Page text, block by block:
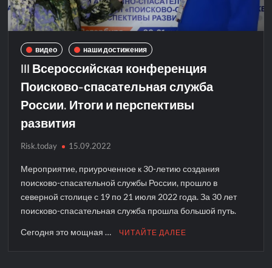
видео наши достижения
III Всероссийская конференция
Поисково-спасательная служба
России. Итоги и перспективы
развития
Risk.today 15.09.2022
Мероприятие, приуроченное к 30-летию создания
поисково-спасательной службы России, прошло в
северной столице с 19 по 21 июля 2022 года. За 30 лет
поисково-спасательная служба прошла большой путь.
Сегодня это мощная … ЧИТАЙТЕ ДАЛЕЕ